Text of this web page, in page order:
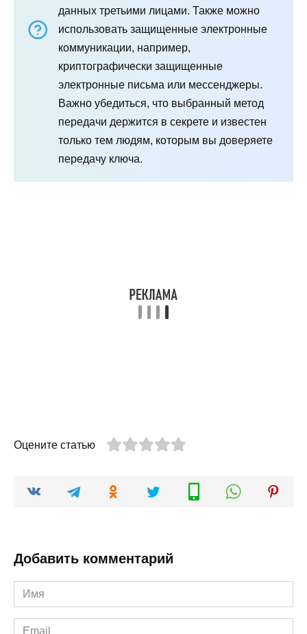
данных третьими лицами. Также можно
использовать защищенные электронные
коммуникации, например,
криптографически защищенные
электронные письма или мессенджеры.
Важно убедиться, что выбранный метод
передачи держится в секрете и известен
только тем людям, которым вы доверяете
передачу ключа.
Оцените статью
Добавить комментарий
Имя
*
Email